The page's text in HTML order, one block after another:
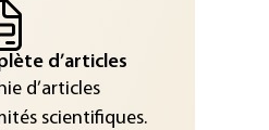
d’articles
d’articles
scientifiques.